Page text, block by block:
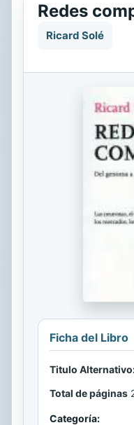
Redes
Ricard Solé
Ficha del Libro
Titulo
Total de páginas
Categoría: